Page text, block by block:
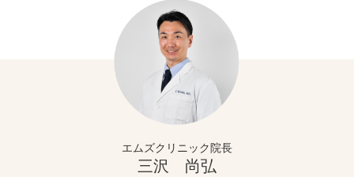
エムズクリニック院長
三沢 尚弘